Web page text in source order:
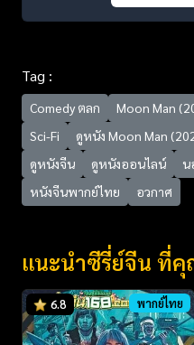
Tag :
Comedy ตลก
Moon Man
Sci-Fi
ดูหนัง Moon Man
ดูหนังจีน
ดูหนังออนไลน์ น
หนังจีนพากย์ไทย
อวกาศ
แนะนำซีรี่ย์จีน ที่
6.8 พากย์ไทย